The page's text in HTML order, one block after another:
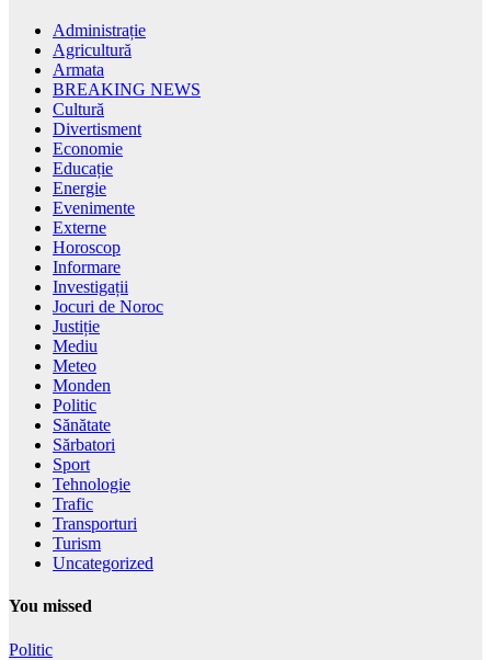
Administrație
Agricultură
Armata
BREAKING NEWS
Cultură
Divertisment
Economie
Educație
Energie
Evenimente
Externe
Horoscop
Informare
Investigații
Jocuri de Noroc
Justiție
Mediu
Meteo
Monden
Politic
Sănătate
Sărbatori
Sport
Tehnologie
Trafic
Transporturi
Turism
Uncategorized
You missed
Politic